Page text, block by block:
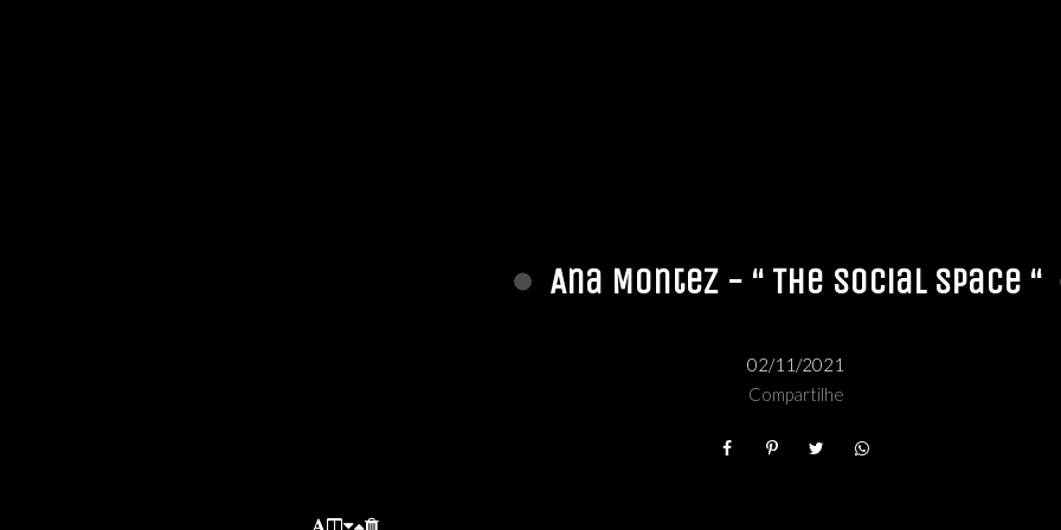
Ana Montez - “ The Social Space “
02/11/2021
Compartilhe